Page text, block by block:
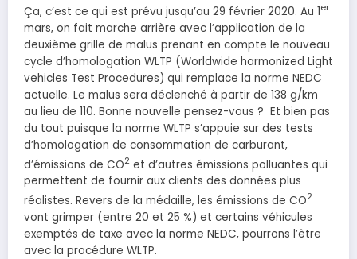
Ça, c’est ce qui est prévu jusqu’au 29 février 2020. Au 1er
mars, on fait marche arrière avec l’application de la
deuxième grille de malus prenant en compte le nouveau
cycle d’homologation WLTP (Worldwide harmonized Light
vehicles Test Procedures) qui remplace la norme NEDC
actuelle. Le malus sera déclenché à partir de 138 g/km
au lieu de 110. Bonne nouvelle pensez-vous ? Et bien pas
du tout puisque la norme WLTP s’appuie sur des tests
d’homologation de consommation de carburant,
d’émissions de CO2 et d’autres émissions polluantes qui
permettent de fournir aux clients des données plus
réalistes. Revers de la médaille, les émissions de CO2
vont grimper (entre 20 et 25 %) et certains véhicules
exemptés de taxe avec la norme NEDC, pourrons l’être
avec la procédure WLTP.